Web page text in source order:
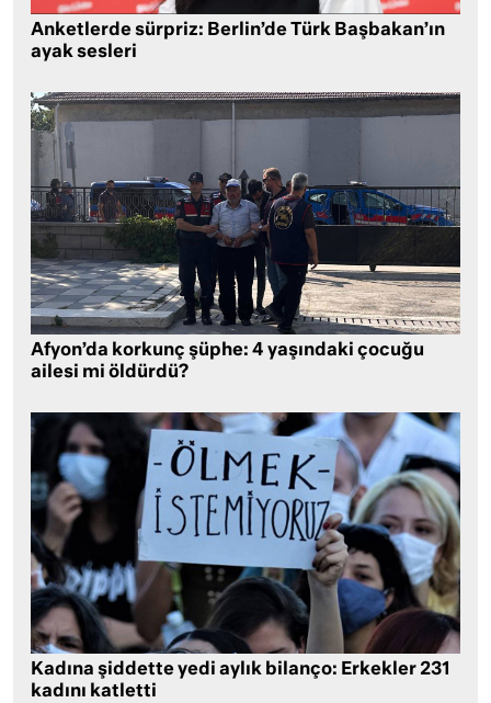
Anketlerde sürpriz: Berlin’de Türk Başbakan’ın
ayak sesleri
Afyon’da korkunç şüphe: 4 yaşındaki çocuğu
ailesi mi öldürdü?
Kadına şiddette yedi aylık bilanço: Erkekler 231
kadını katletti